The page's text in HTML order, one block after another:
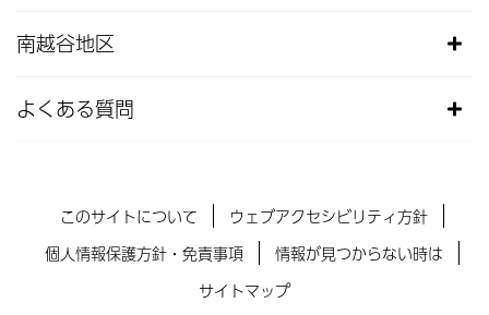
南越谷地区
よくある質問
このサイトについて
ウェブアクセシビリティ方針
個人情報保護方針・免責事項
情報が見つからない時は
サイトマップ